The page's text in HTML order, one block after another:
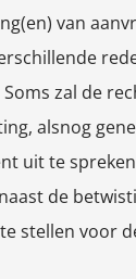
van
zal de
alsnog
uit te
de
stellen voor